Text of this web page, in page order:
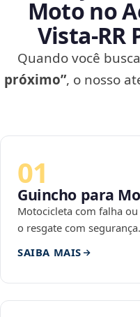
Moto no
Quando você busca
próximo”, o nosso
01
Guincho para
Motocicleta com falha
o resgate com segurança.
SAIBA MAIS